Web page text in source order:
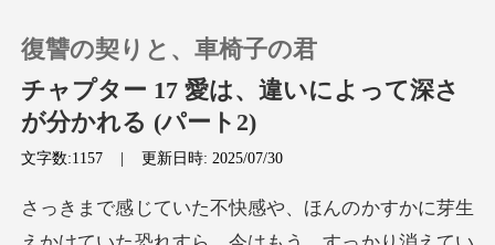
チャージ
復讐の契りと、車椅子の君
チャプター 17 愛は、違いによって深さ
が分かれる (パート2)
文字数:1157 |更新日時: 2025/07/30
んのかすかに芽生